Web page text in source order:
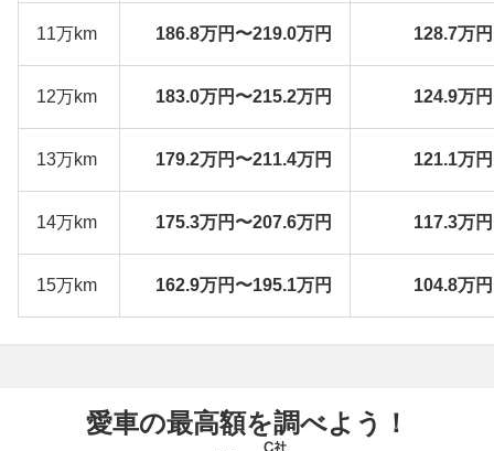
11万km 186.8万円〜219.0万円 128.7万
12万km 183.0万円〜215.2万円 124.9万
13万km 179.2万円〜211.4万円 121.1万
14万km 175.3万円〜207.6万円 117.3万
15万km 162.9万円〜195.1万円 104.8万
愛車の最高額を調べよう！